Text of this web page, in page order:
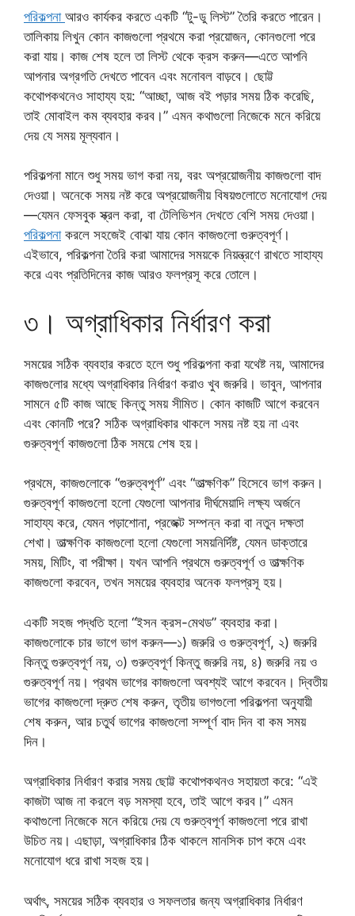
পরিকল্পনা আরও কার্যকর করতে একটি “টু-ডু লিস্ট” তৈরি করতে পারেন।
তালিকায় লিখুন কোন কাজগুলো প্রথমে করা প্রয়োজন, কোনগুলো পরে
করা যায়। কাজ শেষ হলে তা লিস্ট থেকে ক্রস করুন—এতে আপনি
আপনার অগ্রগতি দেখতে পাবেন এবং মনোবল বাড়বে। ছোট্ট
কথোপকথনেও সাহায্য হয়: “আচ্ছা, আজ বই পড়ার সময় ঠিক করেছি,
তাই মোবাইল কম ব্যবহার করব।” এমন কথাগুলো নিজেকে মনে করিয়ে
দেয় যে সময় মূল্যবান।
পরিকল্পনা মানে শুধু সময় ভাগ করা নয়, বরং অপ্রয়োজনীয় কাজগুলো বাদ
দেওয়া। অনেকে সময় নষ্ট করে অপ্রয়োজনীয় বিষয়গুলোতে মনোযোগ দেয়
—যেমন ফেসবুক স্ক্রল করা, বা টেলিভিশন দেখতে বেশি সময় দেওয়া।
পরিকল্পনাকরলে সহজেই বোঝা যায় কোন কাজগুলো গুরুত্বপূর্ণ।
এইভাবে, পরিকল্পনা তৈরি করা আমাদের সময়কে নিয়ন্ত্রণে রাখতে সাহায্য
করে এবং প্রতিদিনের কাজ আরও ফলপ্রসূ করে তোলে।
৩। অগ্রাধিকার নির্ধারণ করা
সময়ের সঠিক ব্যবহার করতে হলে শুধু পরিকল্পনা করা যথেষ্ট নয়, আমাদের
কাজগুলোর মধ্যে অগ্রাধিকার নির্ধারণ করাও খুব জরুরি। ভাবুন, আপনার
সামনে ৫টি কাজ আছে কিন্তু সময় সীমিত। কোন কাজটি আগে করবেন
এবং কোনটি পরে? সঠিক অগ্রাধিকার থাকলে সময় নষ্ট হয় না এবং
গুরুত্বপূর্ণ কাজগুলো ঠিক সময়ে শেষ হয়।
প্রথমে, কাজগুলোকে “গুরুত্বপূর্ণ” এবং “তাত্ক্ষণিক” হিসেবে ভাগ করুন।
গুরুত্বপূর্ণ কাজগুলো হলো যেগুলো আপনার দীর্ঘমেয়াদি লক্ষ্য অর্জনে
সাহায্য করে, যেমন পড়াশোনা, প্রজেক্ট সম্পন্ন করা বা নতুন দক্ষতা
শেখা। তাত্ক্ষণিক কাজগুলো হলো যেগুলো সময়নির্দিষ্ট, যেমন ডাক্তারে
সময়, মিটিং, বা পরীক্ষা। যখন আপনি প্রথমে গুরুত্বপূর্ণ ও তাত্ক্ষণিক
কাজগুলো করবেন, তখন সময়ের ব্যবহার অনেক ফলপ্রসূ হয়।
একটি সহজ পদ্ধতি হলো “ইসন ক্রস-মেথড” ব্যবহার করা।
কাজগুলোকে চার ভাগে ভাগ করুন—১) জরুরি ও গুরুত্বপূর্ণ, ২) জরুরি
কিন্তু গুরুত্বপূর্ণ নয়, ৩) গুরুত্বপূর্ণ কিন্তু জরুরি নয়, ৪) জরুরি নয় ও
গুরুত্বপূর্ণ নয়। প্রথম ভাগের কাজগুলো অবশ্যই আগে করবেন। দ্বিতীয়
ভাগের কাজগুলো দ্রুত শেষ করুন, তৃতীয় ভাগগুলো পরিকল্পনা অনুযায়ী
শেষ করুন, আর চতুর্থ ভাগের কাজগুলো সম্পূর্ণ বাদ দিন বা কম সময়
দিন।
অগ্রাধিকার নির্ধারণ করার সময় ছোট্ট কথোপকথনও সহায়তা করে: “এই
কাজটা আজ না করলে বড় সমস্যা হবে, তাই আগে করব।” এমন
কথাগুলো নিজেকে মনে করিয়ে দেয় যে গুরুত্বপূর্ণ কাজগুলো পরে রাখা
উচিত নয়। এছাড়া, অগ্রাধিকার ঠিক থাকলে মানসিক চাপ কমে এবং
মনোযোগ ধরে রাখা সহজ হয়।
অর্থাৎ, সময়ের সঠিক ব্যবহার ও সফলতার জন্য অগ্রাধিকার নির্ধারণ